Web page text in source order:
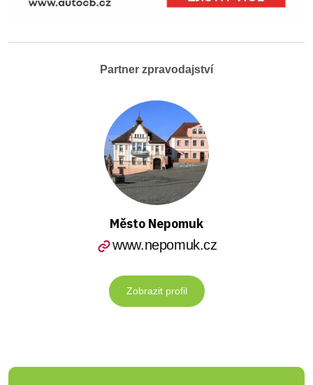
Partner zpravodajství
Město Nepomuk
www.nepomuk.cz
Zobrazit profil